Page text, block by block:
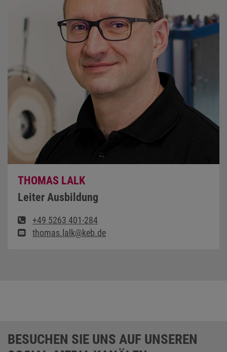
THOMAS LALK
Leiter Ausbildung
+49 5263 401-284
thomas.lalk@keb.de
BESUCHEN SIE UNS AUF UNSEREN